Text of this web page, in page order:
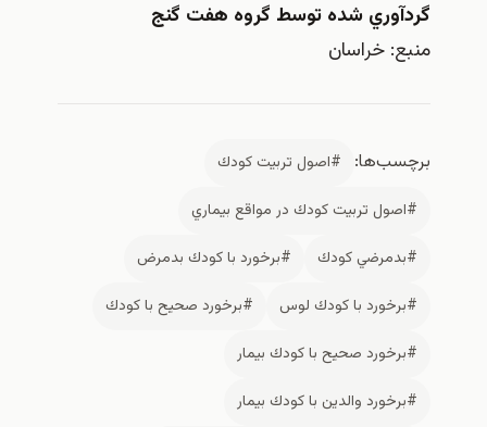
گردآوري شده توسط گروه هفت گنج
منبع: خراسان
برچسب‌ها:
#اصول تربيت كودك
#اصول تربيت كودك در مواقع بيماري
#بدمرضي كودك
#برخورد با كودك بدمرض
#برخورد با كودك لوس
#برخورد صحيح با كودك
#برخورد صحيح با كودك بيمار
#برخورد والدين با كودك بيمار